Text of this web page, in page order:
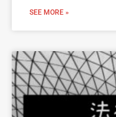
SEE MORE »